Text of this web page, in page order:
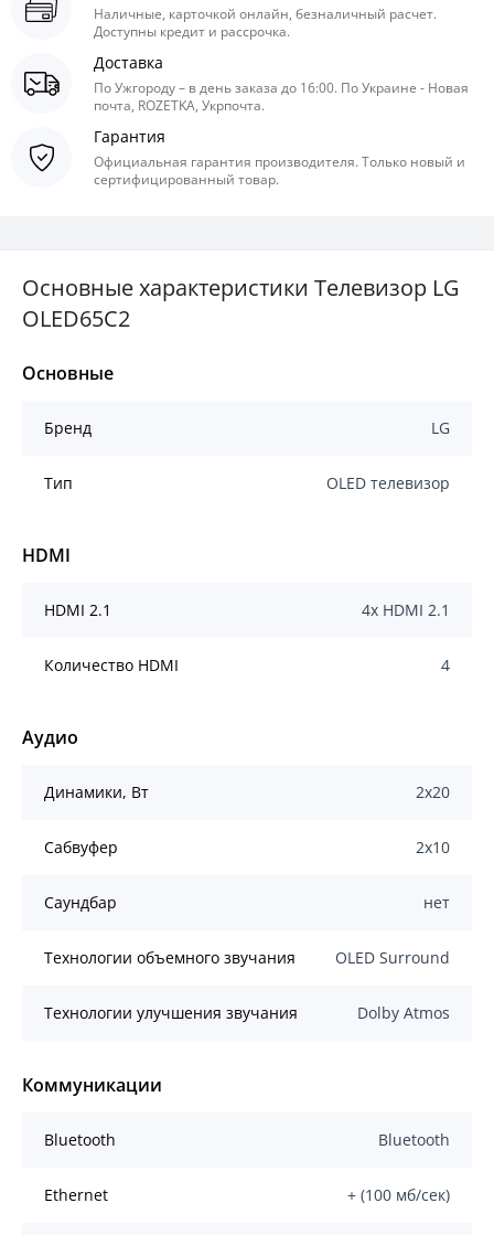
Наличные, карточкой онлайн, безналичный расчет.
Доступны кредит и рассрочка.
Доставка
По Ужгороду – в день заказа до 16:00. По Украине - Новая
почта, ROZETKA, Укрпочта.
Гарантия
Официальная гарантия производителя. Только новый и
сертифицированный товар.
Основные характеристики Телевизор LG
OLED65C2
Основные
Бренд LG
Тип OLED телевизор
HDMI
HDMI 2.1 4x HDMI 2.1
Количество HDMI 4
Аудио
Динамики, Вт 2х20
Сабвуфер 2х10
Саундбар нет
Технологии объемного звучания OLED Surround
Технологии улучшения звучания Dolby Atmos
Коммуникации
Bluetooth Bluetooth
Ethernet + (100 мб/сек)